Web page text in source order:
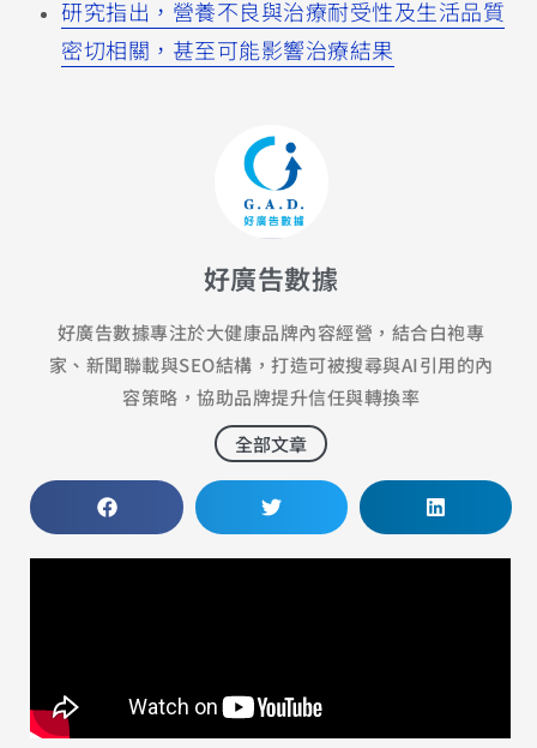
研究指出，營養不良與治療耐受性及生活品質
密切相關，甚至可能影響治療結果
好廣告數據
好廣告數據專注於大健康品牌內容經營，結合白袍專
家、新聞聯載與SEO結構，打造可被搜尋與AI引用的內
容策略，協助品牌提升信任與轉換率
全部文章